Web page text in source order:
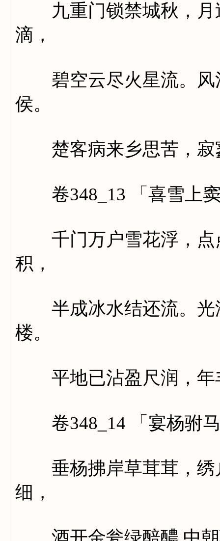
九重门锁禁城秋，月
滴，
碧空云尽火星流。风
侯。
楚客病来乡思苦，寂
卷348_13 「喜雪上窦
千门万户雪花浮，点
积，
半成冰水结还流。光
楼。
平地已沾盈尺润，年
卷348_14 「宴杨驸马
垂杨拂岸草茸茸，绣
细，